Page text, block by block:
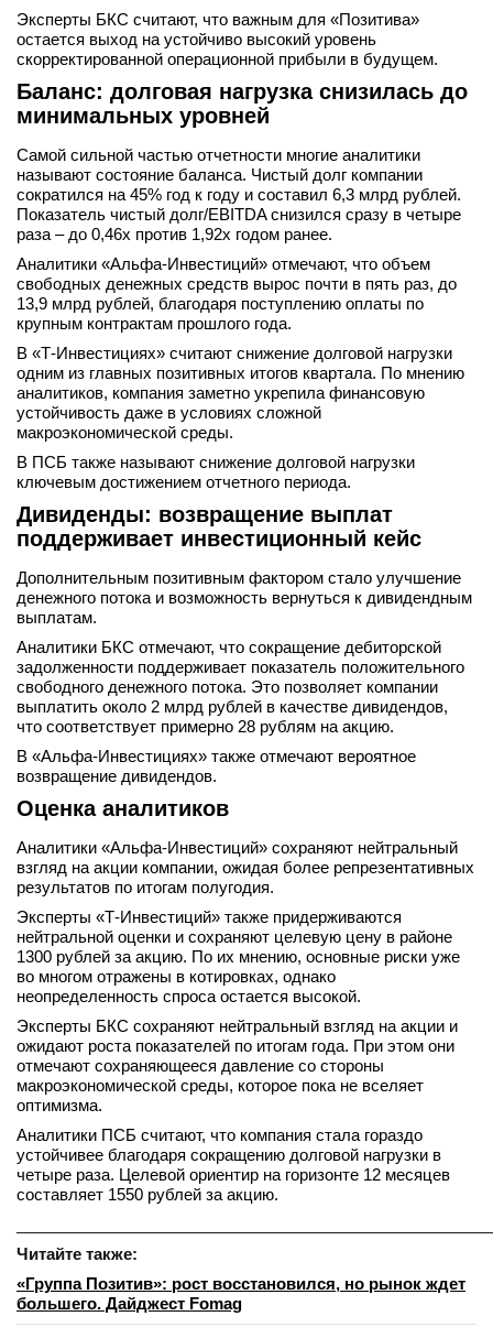
Эксперты БКС считают, что важным для «Позитива»
остается выход на устойчиво высокий уровень
скорректированной операционной прибыли в будущем.
Баланс: долговая нагрузка снизилась до
минимальных уровней
Самой сильной частью отчетности многие аналитики
называют состояние баланса. Чистый долг компании
сократился на 45% год к году и составил 6,3 млрд рублей.
Показатель чистый долг/EBITDA снизился сразу в четыре
раза – до 0,46х против 1,92х годом ранее.
Аналитики «Альфа-Инвестиций» отмечают, что объем
свободных денежных средств вырос почти в пять раз, до
13,9 млрд рублей, благодаря поступлению оплаты по
крупным контрактам прошлого года.
В «Т-Инвестициях» считают снижение долговой нагрузки
одним из главных позитивных итогов квартала. По мнению
аналитиков, компания заметно укрепила финансовую
устойчивость даже в условиях сложной
макроэкономической среды.
В ПСБ также называют снижение долговой нагрузки
ключевым достижением отчетного периода.
Дивиденды: возвращение выплат
поддерживает инвестиционный кейс
Дополнительным позитивным фактором стало улучшение
денежного потока и возможность вернуться к дивидендным
выплатам.
Аналитики БКС отмечают, что сокращение дебиторской
задолженности поддерживает показатель положительного
свободного денежного потока. Это позволяет компании
выплатить около 2 млрд рублей в качестве дивидендов,
что соответствует примерно 28 рублям на акцию.
В «Альфа-Инвестициях» также отмечают вероятное
возвращение дивидендов.
Оценка аналитиков
Аналитики «Альфа-Инвестиций» сохраняют нейтральный
взгляд на акции компании, ожидая более репрезентативных
результатов по итогам полугодия.
Эксперты «Т-Инвестиций» также придерживаются
нейтральной оценки и сохраняют целевую цену в районе
1300 рублей за акцию. По их мнению, основные риски уже
во многом отражены в котировках, однако
неопределенность спроса остается высокой.
Эксперты БКС сохраняют нейтральный взгляд на акции и
ожидают роста показателей по итогам года. При этом они
отмечают сохраняющееся давление со стороны
макроэкономической среды, которое пока не вселяет
оптимизма.
Аналитики ПСБ считают, что компания стала гораздо
устойчивее благодаря сокращению долговой нагрузки в
четыре раза. Целевой ориентир на горизонте 12 месяцев
составляет 1550 рублей за акцию.
Читайте также:
«Группа Позитив»: рост восстановился, но рынок ждет
большего. Дайджест Fomag